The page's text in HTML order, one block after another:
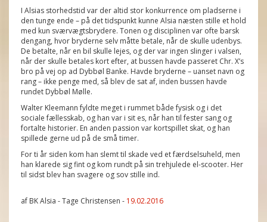
I Alsias storhedstid var der altid stor konkurrence om pladserne i
den tunge ende – på det tidspunkt kunne Alsia næsten stille et hold
med kun sværvægtsbrydere. Tonen og disciplinen var ofte barsk
dengang, hvor bryderne selv måtte betale, når de skulle udenbys.
De betalte, når en bil skulle lejes, og der var ingen slinger i valsen,
når der skulle betales kort efter, at bussen havde passeret Chr. X’s
bro på vej op ad Dybbøl Banke. Havde bryderne – uanset navn og
rang – ikke penge med, så blev de sat af, inden bussen havde
rundet Dybbøl Mølle.
Walter Kleemann fyldte meget i rummet både fysisk og i det
sociale fællesskab, og han var i sit es, når han til fester sang og
fortalte historier. En anden passion var kortspillet skat, og han
spillede gerne ud på de små timer.
For ti år siden kom han slemt til skade ved et færdselsuheld, men
han klarede sig fint og kom rundt på sin trehjulede el-scooter. Her
til sidst blev han svagere og sov stille ind.
af BK Alsia - Tage Christensen - 19.02.2016